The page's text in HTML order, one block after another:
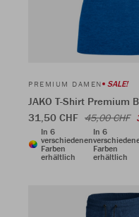
PREMIUM DAMEN SALE!
JAKO T-Shirt Premium
31,50 CHF 45,00 CHF
In 6
verschiedenen
Farben
erhältlich
In 6
Farben
erhältlich